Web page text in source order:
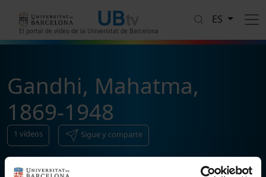
El portal de vídeo de la Universitat de Barcelona
ES
Gandhi, Mahatma,
1869-1948
1 vídeos Sigue y comparte